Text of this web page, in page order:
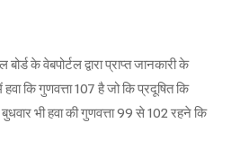
के वेबपोर्टल द्वारा प्राप्त जानकारी के
कि गुणवत्ता 107 है जो कि प्रदूषित कि
भी हवा की गुणवत्ता 99 से 102 रहने कि